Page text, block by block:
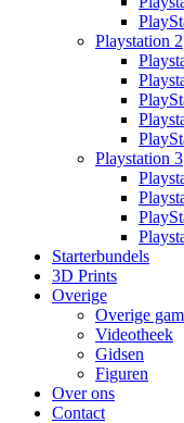
Playstation 2
Playstation 3
Starterbundels
3D Prints
Overige
Overige
Videotheek
Gidsen
Figuren
Over ons
Contact